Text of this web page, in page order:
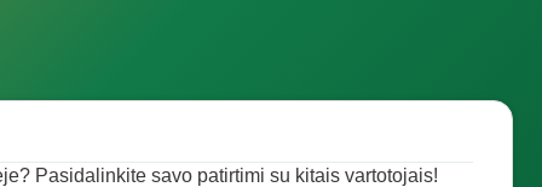
Pasidalinkite savo patirtimi su kitais vartotojais!